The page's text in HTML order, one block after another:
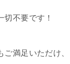
不要です！
満足いただけ、